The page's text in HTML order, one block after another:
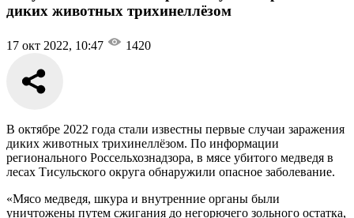
диких животных трихинеллёзом
17 окт 2022, 10:47 1420
В октябре 2022 года стали известны первые случаи заражения
диких животных трихинеллёзом. По информации
регионального Россельхознадзора, в мясе убитого медведя в
лесах Тисульского округа обнаружили опасное заболевание.
«Мясо медведя, шкура и внутренние органы были
уничтожены путем сжигания до негорючего зольного остатка,